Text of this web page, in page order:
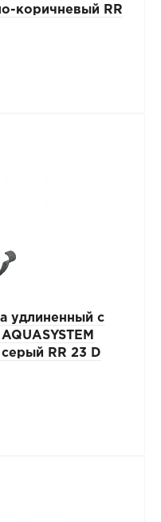
коричневый RR
удлиненный с
RR 23 D